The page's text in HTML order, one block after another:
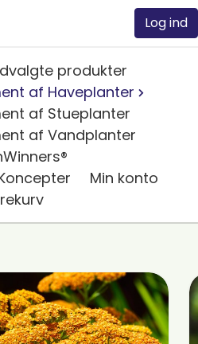
Log ind
produkter
af Haveplanter
af Stueplanter
af Vandplanter
Min konto